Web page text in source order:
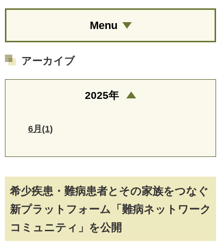
希少疾患・難病患者とその家族をつなぐ
新プラットフォーム「難病ネットワーク
コミュニティ」を公開
Menu
アーカイブ
2025年
6月(1)